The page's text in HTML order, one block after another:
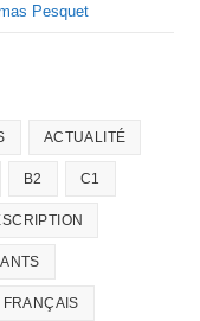
Pesquet
ACTUALITÉ
B2 C1
FRANÇAIS